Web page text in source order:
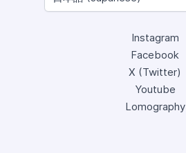
Instagram
Facebook
X (Twitter)
Youtube
Lomography